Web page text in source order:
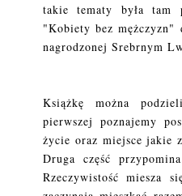
takie tematy była tam
"Kobiety bez mężczyzn"
nagrodzonej Srebrnym
Książkę można
pierwszej poznajemy
życie oraz miejsce jakie
Druga część
Rzeczywistość miesza